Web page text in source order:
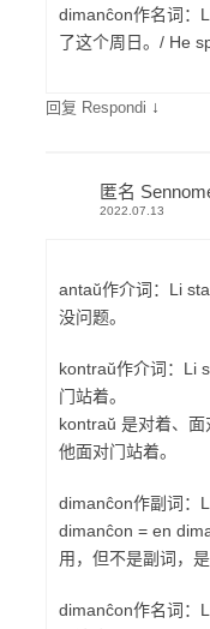
dimanĉon作名词：
了这个周日。/ He
回复 Respondi ↓
匿名
2022.07.13
antaŭ作介词：Li
没问题。
kontraŭ作介词：Li
门站着。
kontraŭ 是对着、面
他面对门站着。
dimanĉon作副词：
dimanĉon = en
用，但不是副词，
dimanĉon作名词：